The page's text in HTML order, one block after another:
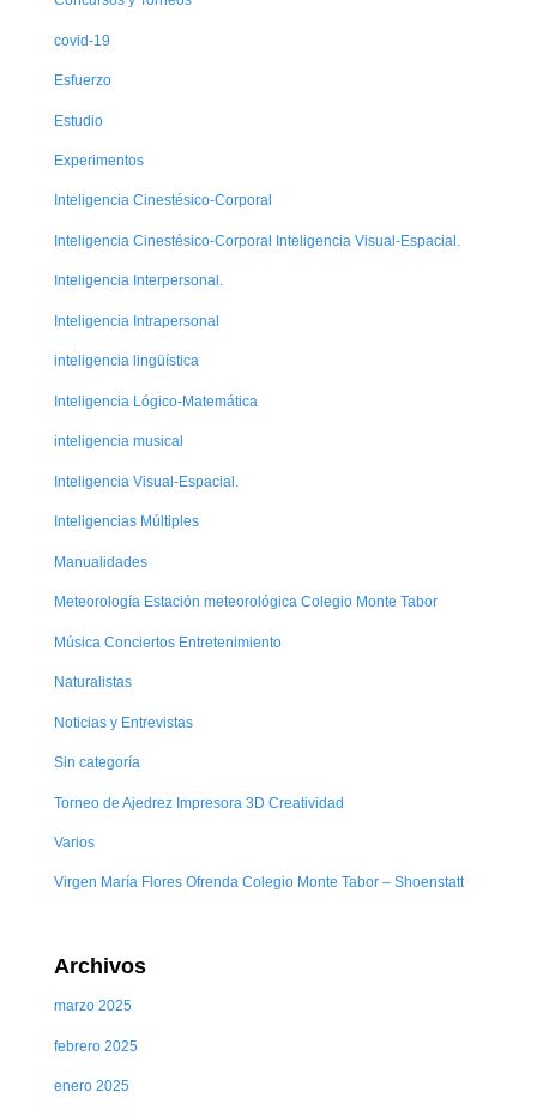
covid-19
Esfuerzo
Estudio
Experimentos
Inteligencia Cinestésico-Corporal
Inteligencia Cinestésico-Corporal Inteligencia Visual-Espacial.
Inteligencia Interpersonal.
Inteligencia Intrapersonal
inteligencia lingüística
Inteligencia Lógico-Matemática
inteligencia musical
Inteligencia Visual-Espacial.
Inteligencias Múltiples
Manualidades
Meteorología Estación meteorológica Colegio Monte Tabor
Música Conciertos Entretenimiento
Naturalistas
Noticias y Entrevistas
Sin categoría
Torneo de Ajedrez Impresora 3D Creatividad
Varios
Virgen María Flores Ofrenda Colegio Monte Tabor – Shoenstatt
Archivos
marzo 2025
febrero 2025
enero 2025